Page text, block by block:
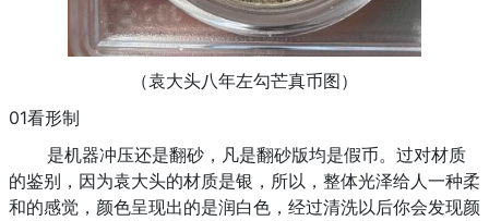
（袁大头八年左勾芒真币图）
01看形制
是机器冲压还是翻砂，凡是翻砂版均是假币。过对材质
的鉴别，因为袁大头的材质是银，所以，整体光泽给人一种柔
和的感觉，颜色呈现出的是润白色，经过清洗以后你会发现颜